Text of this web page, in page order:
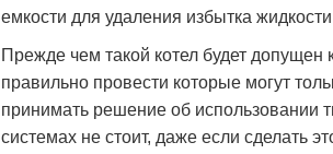
емкости для удаления избытка
Прежде чем такой котел будет
правильно провести которые могут
принимать решение об использовании
системах не стоит, даже если сделать